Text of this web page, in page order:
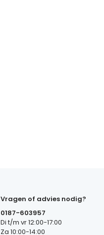
Vragen of advies nodig?
0187-603957
Di t/m vr 12:00-17:00
Za 10:00-14:00